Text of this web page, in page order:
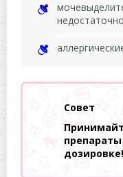
Совет
препараты
дозировке!